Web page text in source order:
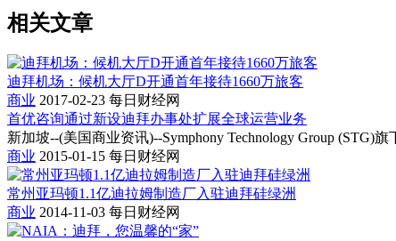
相关文章
迪拜机场：候机大厅D开通首年接待1660万旅客
商业 2017-02-23 每日财经网
首优咨询通过新设迪拜办事处扩展全球运营业务
新加坡--(美国商业资讯)--Symphony Technology Group (STG)
商业 2015-01-15 每日财经网
常州亚玛顿1.1亿迪拉姆制造厂入驻迪拜硅绿洲
商业 2014-11-03 每日财经网